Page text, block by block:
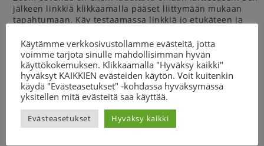
jälkeen linkkiä klikkaamalla pääset liittymään mukaan
tapahtumaan. Käy testaamassa linkkiä jo etukäteen ja
Ohje Zoomin lataamiseen.
Kysy lisää
suunnittelija (aikuistoiminta)
Heidi Huttunen
040 589 5893
heidi.huttunen@cp-liitto.fi
Käytämme verkkosivustollamme evästeitä, jotta
voimme tarjota sinulle mahdollisimman hyvän
käyttökokemuksen. Klikkaamalla "Hyväksy kaikki"
hyväksyt KAIKKIEN evästeiden käytön. Voit kuitenkin
käydä "Evästeasetukset" -kohdassa hyväksymässä
yksitellen mitä evästeitä saa käyttää.
Evästeasetukset Hyväksy kaikki